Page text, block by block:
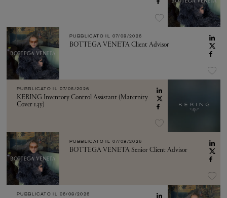
PUBBLICATO IL 07/08/2026
BOTTEGA VENETA Client Advisor
PUBBLICATO IL 07/08/2026
KERING Inventory Control Assistant (Maternity
Cover 1.3y)
PUBBLICATO IL 07/08/2026
BOTTEGA VENETA Senior Client Advisor
PUBBLICATO IL 06/08/2026